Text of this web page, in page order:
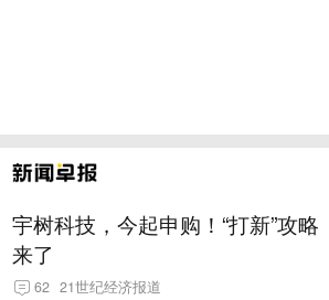
宇树科技，今起申购！“打新”攻略
来了
62 21世纪经济报道